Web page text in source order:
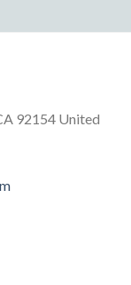
92154 United